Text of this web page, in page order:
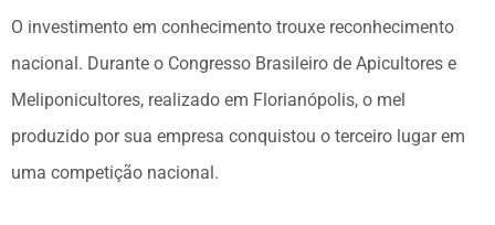
O investimento em conhecimento trouxe reconhecimento
nacional. Durante o Congresso Brasileiro de Apicultores e
Meliponicultores, realizado em Florianópolis, o mel
produzido por sua empresa conquistou o terceiro lugar em
uma competição nacional.